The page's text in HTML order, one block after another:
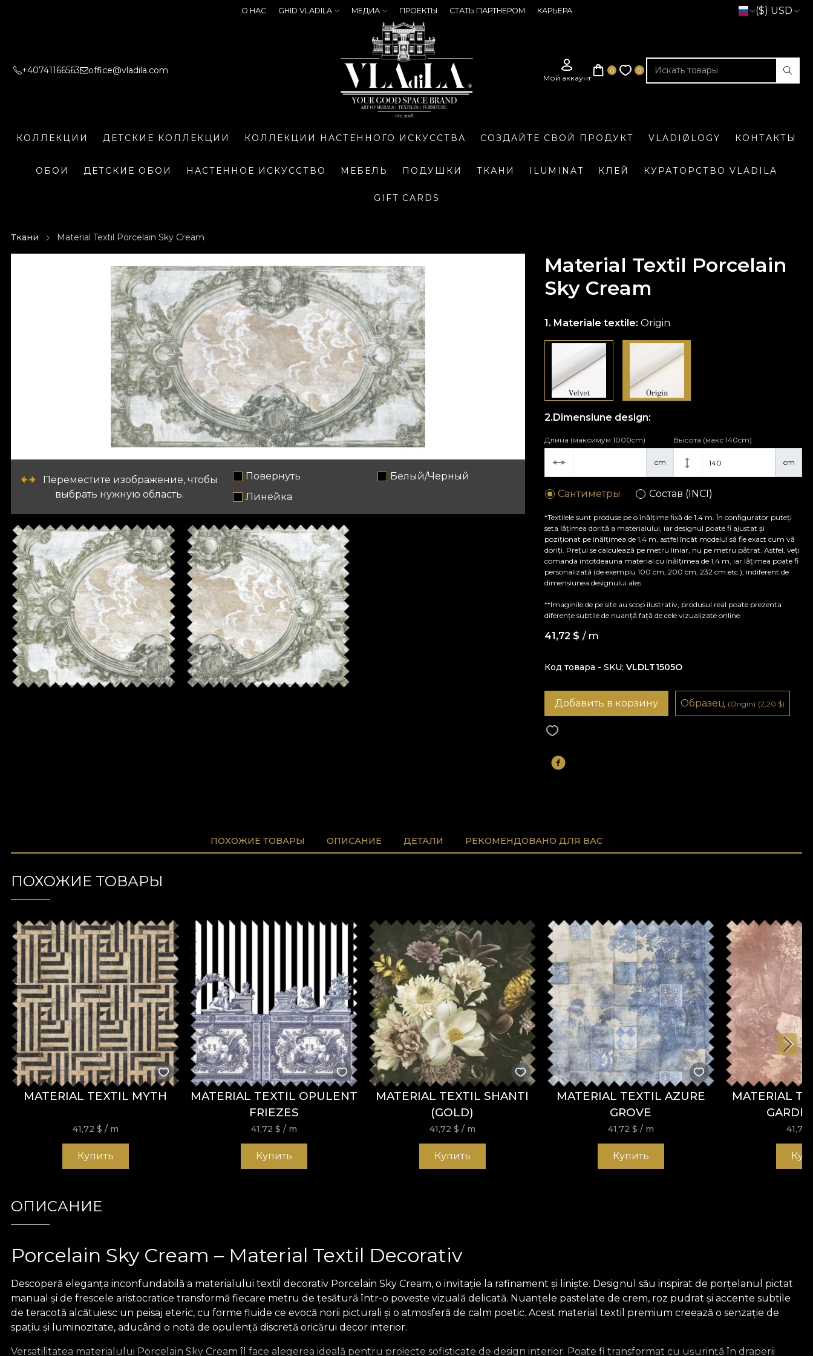
О НАС GHID VLADILA МЕДИА ПРОЕКТЫ СТАТЬ ПАРТНЕРОМ КАРЬЕРА ($) USD
+40741166563 office@vladila.com
КОЛЛЕКЦИИ ДЕТСКИЕ КОЛЛЕКЦИИ КОЛЛЕКЦИИ НАСТЕННОГО ИСКУССТВА СОЗДАЙТЕ СВОЙ ПРОДУКТ VLADIØLOGY КОНТАКТЫ
ОБОИ ДЕТСКИЕ ОБОИ НАСТЕННОЕ ИСКУССТВО МЕБЕЛЬ ПОДУШКИ ТКАНИ ILUMINAT КЛЕЙ КУРАТОРСТВО VLADILA
GIFT CARDS
Ткани Material Textil Porcelain Sky Cream
Переместите изображение, чтобы
выбрать нужную область.
Повернуть
Белый/Черный
Линейка
Material Textil Porcelain
Sky Cream
Materiale textile:Origin
Dimensiune design:
cm
Длина (максимум 1000cm)
cm
Высота (макс 140cm)
Сантиметры Состав (INCI)
*Textilele sunt produse pe o înălțime fixă de 1,4 m. În configurator puteți
seta lățimea dorită a materialului, iar designul poate fi ajustat și
poziționat pe înălțimea de 1,4 m, astfel încât modelul să fie exact cum vă
doriți. Prețul se calculează pe metru liniar, nu pe metru pătrat. Astfel, veți
comanda întotdeauna material cu înălțimea de 1,4 m, iar lățimea poate fi
personalizată (de exemplu 100 cm, 200 cm, 232 cm etc.), indiferent de
dimensiunea designului ales.
**Imaginile de pe site au scop ilustrativ, produsul real poate prezenta
diferențe subtile de nuanță față de cele vizualizate online.
41,72 $ / m
Код товара - SKU VLDLT1505O
Добавить в корзину Образец (Origin) (2,20 $)
ПОХОЖИЕ ТОВАРЫ ОПИСАНИЕ ДЕТАЛИ РЕКОМЕНДОВАНО ДЛЯ ВАС
ПОХОЖИЕ ТОВАРЫ
MATERIAL TEXTIL MYTH
41,72 $ / m
Купить
MATERIAL TEXTIL OPULENT
FRIEZES
41,72 $ / m
Купить
MATERIAL TEXTIL SHANTI
(GOLD)
41,72 $ / m
Купить
MATERIAL TEXTIL AZURE
GROVE
41,72 $ / m
Купить
MATERIAL
41,72
ОПИСАНИЕ
Porcelain Sky Cream – Material Textil Decorativ
Descoperă eleganța inconfundabilă a materialului textil decorativ Porcelain Sky Cream, o invitație la rafinament și liniște. Designul său inspirat de porțelanul pictat
manual și de frescele aristocratice transformă fiecare metru de țesătură într-o poveste vizuală delicată. Nuanțele pastelate de crem, roz pudrat și accente subtile
de teracotă alcătuiesc un peisaj eteric, cu forme fluide ce evocă norii picturali și o atmosferă de calm poetic. Acest material textil premium creează o senzație de
spațiu și luminozitate, aducând o notă de opulență discretă oricărui decor interior.
Versatilitatea materialului Porcelain Sky Cream îl face alegerea ideală pentru proiecte sofisticate de design interior. Poate fi transformat cu ușurință în draperii